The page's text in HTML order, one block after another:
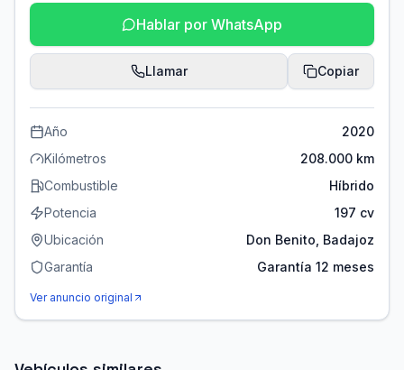
Hablar por WhatsApp
Llamar Copiar
Año
2020
Kilómetros
208.000 km
Combustible
Híbrido
Potencia
197 cv
Ubicación
Don Benito, Badajoz
Garantía
Garantía 12 meses
Ver anuncio original